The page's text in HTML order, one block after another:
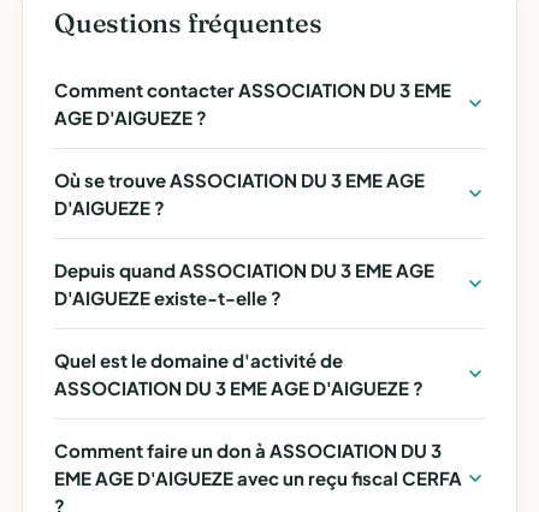
Questions fréquentes
Comment contacter ASSOCIATION DU 3 EME
AGE D'AIGUEZE ?
Où se trouve ASSOCIATION DU 3 EME AGE
D'AIGUEZE ?
Depuis quand ASSOCIATION DU 3 EME AGE
D'AIGUEZE existe-t-elle ?
Quel est le domaine d'activité de
ASSOCIATION DU 3 EME AGE D'AIGUEZE ?
Comment faire un don à ASSOCIATION DU 3
EME AGE D'AIGUEZE avec un reçu fiscal CERFA
?